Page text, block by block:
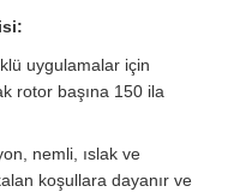
uygulamalar için
rotor başına 150 ila
nemli, ıslak ve
koşullara dayanır ve